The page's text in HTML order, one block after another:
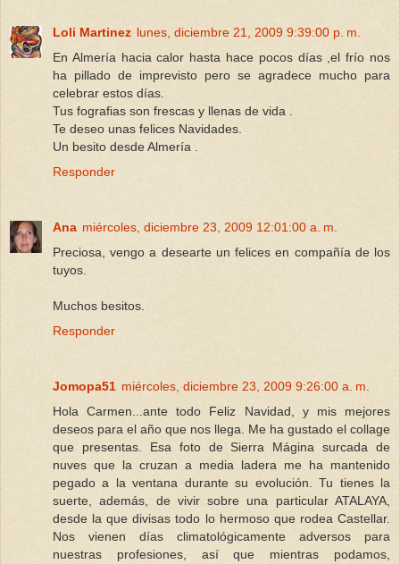
Loli Martinez lunes, diciembre 21, 2009 9:39:00 p. m.
En Almería hacia calor hasta hace pocos días ,el frío nos
ha pillado de imprevisto pero se agradece mucho para
celebrar estos días.
Tus fografias son frescas y llenas de vida .
Te deseo unas felices Navidades.
Un besito desde Almería .
Responder
Ana miércoles, diciembre 23, 2009 12:01:00 a. m.
Preciosa, vengo a desearte un felices en compañía de los
tuyos.
Muchos besitos.
Responder
Jomopa51 miércoles, diciembre 23, 2009 9:26:00 a. m.
Hola Carmen...ante todo Feliz Navidad, y mis mejores
deseos para el año que nos llega. Me ha gustado el collage
que presentas. Esa foto de Sierra Mágina surcada de
nuves que la cruzan a media ladera me ha mantenido
pegado a la ventana durante su evolución. Tu tienes la
suerte, además, de vivir sobre una particular ATALAYA,
desde la que divisas todo lo hermoso que rodea Castellar.
Nos vienen días climatológicamente adversos para
nuestras profesiones, así que mientras podamos,